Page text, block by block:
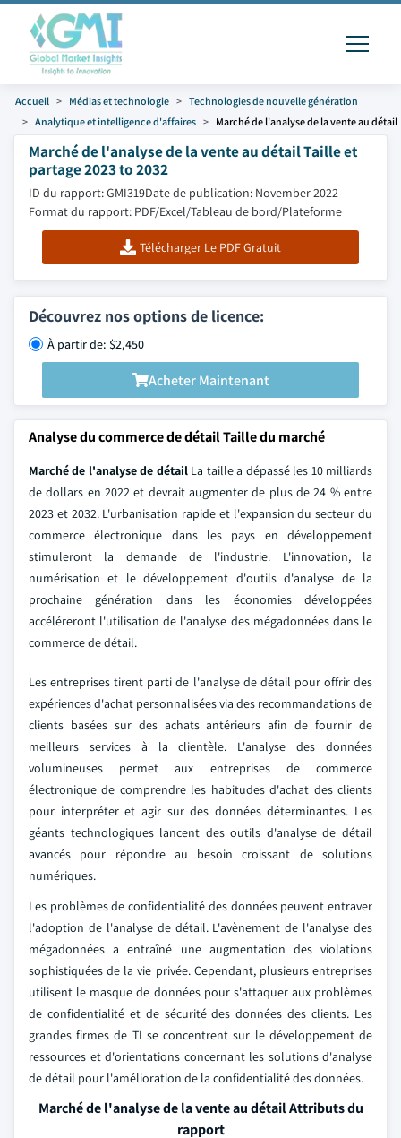
Accueil Médias et technologie
Technologies de nouvelle génération
Analytique et intelligence d'affaires
Marché de l'analyse de la vente au détail
Marché de l'analyse de la vente au détail Taille et
partage 2023 to 2032
ID du rapport: GMI319Date de publication: November 2022
Format du rapport: PDF/Excel/Tableau de bord/Plateforme
Télécharger Le PDF Gratuit
Découvrez nos options de licence:
À partir de: $2,450
Acheter Maintenant
Analyse du commerce de détail Taille du marché
Marché de l'analyse de détailLa taille a dépassé les 10 milliards
de dollars en 2022 et devrait augmenter de plus de 24 % entre
2023 et 2032. L'urbanisation rapide et l'expansion du secteur du
commerce électronique dans les pays en développement
stimuleront la demande de l'industrie. L'innovation, la
numérisation et le développement d'outils d'analyse de la
prochaine génération dans les économies développées
accéléreront l'utilisation de l'analyse des mégadonnées dans le
commerce de détail.
Les entreprises tirent parti de l'analyse de détail pour offrir des
expériences d'achat personnalisées via des recommandations de
clients basées sur des achats antérieurs afin de fournir de
meilleurs services à la clientèle. L'analyse des données
volumineuses permet aux entreprises de commerce
électronique de comprendre les habitudes d'achat des clients
pour interpréter et agir sur des données déterminantes. Les
géants technologiques lancent des outils d'analyse de détail
avancés pour répondre au besoin croissant de solutions
numériques.
Les problèmes de confidentialité des données peuvent entraver
l'adoption de l'analyse de détail. L'avènement de l'analyse des
mégadonnées a entraîné une augmentation des violations
sophistiquées de la vie privée. Cependant, plusieurs entreprises
utilisent le masque de données pour s'attaquer aux problèmes
de confidentialité et de sécurité des données des clients. Les
grandes firmes de TI se concentrent sur le développement de
ressources et d'orientations concernant les solutions d'analyse
de détail pour l'amélioration de la confidentialité des données.
Marché de l'analyse de la vente au détail Attributs du
rapport